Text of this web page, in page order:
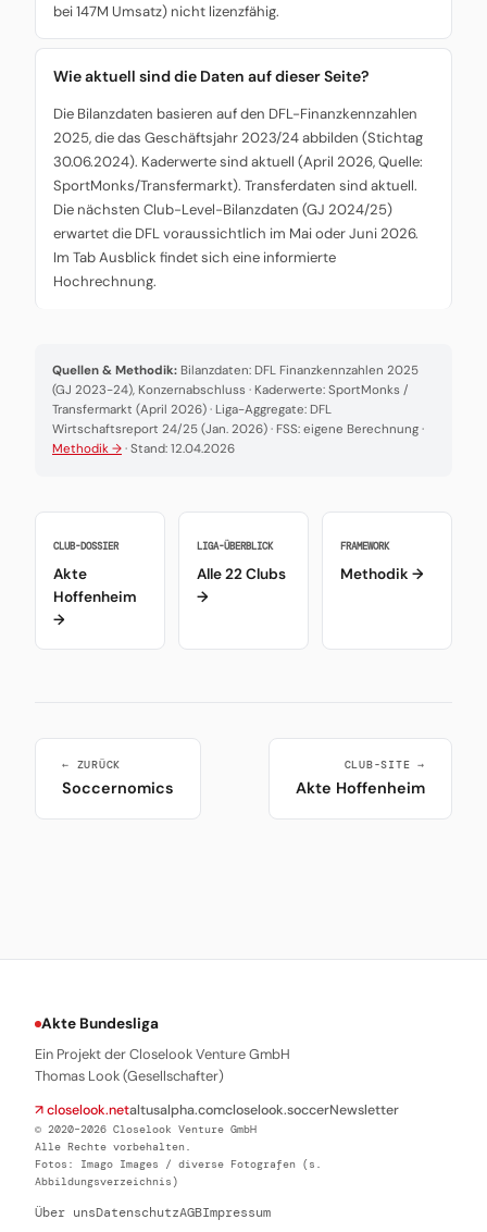
bei 147M Umsatz) nicht lizenzfähig.
Wie aktuell sind die Daten auf dieser Seite?
Die Bilanzdaten basieren auf den DFL-Finanzkennzahlen
2025, die das Geschäftsjahr 2023/24 abbilden (Stichtag
30.06.2024). Kaderwerte sind aktuell (April 2026, Quelle:
SportMonks/Transfermarkt). Transferdaten sind aktuell.
Die nächsten Club-Level-Bilanzdaten (GJ 2024/25)
erwartet die DFL voraussichtlich im Mai oder Juni 2026.
Im Tab Ausblick findet sich eine informierte
Hochrechnung.
Quellen & Methodik: Bilanzdaten: DFL Finanzkennzahlen 2025
(GJ 2023-24), Konzernabschluss · Kaderwerte: SportMonks /
Transfermarkt (April 2026) · Liga-Aggregate: DFL
Wirtschaftsreport 24/25 (Jan. 2026) · FSS: eigene Berechnung ·
Methodik → · Stand: 12.04.2026
CLUB-DOSSIER
Akte
Hoffenheim
→
LIGA-ÜBERBLICK
Alle 22 Clubs
→
FRAMEWORK
Methodik →
← ZURÜCK
Soccernomics
CLUB-SITE →
Akte Hoffenheim
Akte Bundesliga
Ein Projekt der Closelook Venture GmbH
Thomas Look (Gesellschafter)
↗ closelook.netaltusalpha.comcloselook.soccerNewsletter
© 2020–2026 Closelook Venture GmbH
Alle Rechte vorbehalten.
Fotos: Imago Images / diverse Fotografen (s.
Abbildungsverzeichnis)
Über unsDatenschutzAGBImpressum